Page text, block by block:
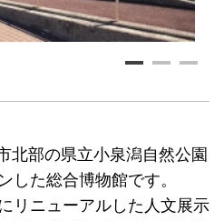
北部の県立小泉潟自然公園
した総合博物館です。
リニューアルした人文展示